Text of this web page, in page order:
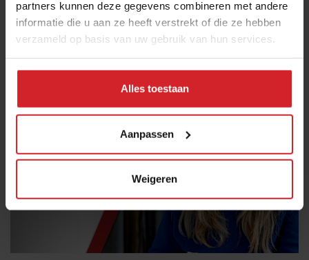
partners kunnen deze gegevens combineren met andere
informatie die u aan ze heeft verstrekt of die ze hebben
verzameld op basis van uw gebruik van hun services.
Alles toestaan
Aanpassen
Weigeren
14 mei 2021| 1 min